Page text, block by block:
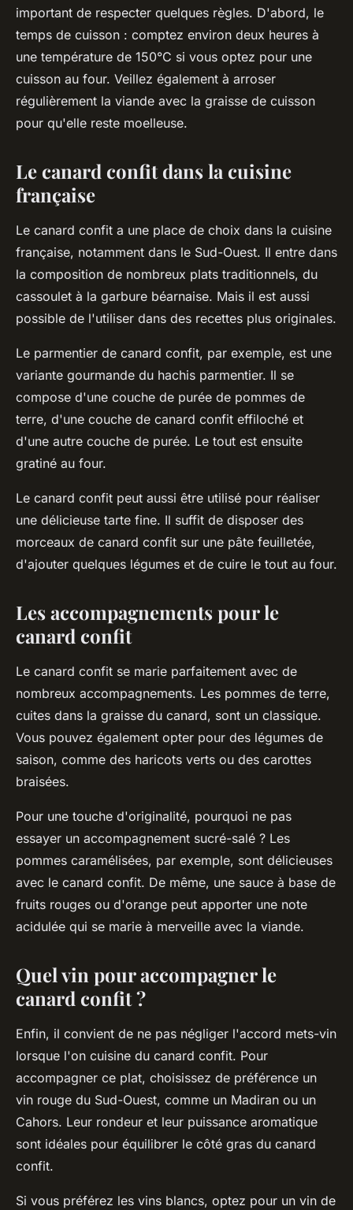
important de respecter quelques règles. D'abord, le
temps de cuisson : comptez environ deux heures à
une température de 150°C si vous optez pour une
cuisson au four. Veillez également à arroser
régulièrement la viande avec la graisse de cuisson
pour qu'elle reste moelleuse.
Le canard confit dans la cuisine
française
Le canard confit a une place de choix dans la cuisine
française, notamment dans le Sud-Ouest. Il entre dans
la composition de nombreux plats traditionnels, du
cassoulet à la garbure béarnaise. Mais il est aussi
possible de l'utiliser dans des recettes plus originales.
Le parmentier de canard confit, par exemple, est une
variante gourmande du hachis parmentier. Il se
compose d'une couche de purée de pommes de
terre, d'une couche de canard confit effiloché et
d'une autre couche de purée. Le tout est ensuite
gratiné au four.
Le canard confit peut aussi être utilisé pour réaliser
une délicieuse tarte fine. Il suffit de disposer des
morceaux de canard confit sur une pâte feuilletée,
d'ajouter quelques légumes et de cuire le tout au four.
Les accompagnements pour le
canard confit
Le canard confit se marie parfaitement avec de
nombreux accompagnements. Les pommes de terre,
cuites dans la graisse du canard, sont un classique.
Vous pouvez également opter pour des légumes de
saison, comme des haricots verts ou des carottes
braisées.
Pour une touche d'originalité, pourquoi ne pas
essayer un accompagnement sucré-salé ? Les
pommes caramélisées, par exemple, sont délicieuses
avec le canard confit. De même, une sauce à base de
fruits rouges ou d'orange peut apporter une note
acidulée qui se marie à merveille avec la viande.
Quel vin pour accompagner le
canard confit ?
Enfin, il convient de ne pas négliger l'accord mets-vin
lorsque l'on cuisine du canard confit. Pour
accompagner ce plat, choisissez de préférence un
vin rouge du Sud-Ouest, comme un Madiran ou un
Cahors. Leur rondeur et leur puissance aromatique
sont idéales pour équilibrer le côté gras du canard
confit.
Si vous préférez les vins blancs, optez pour un vin de